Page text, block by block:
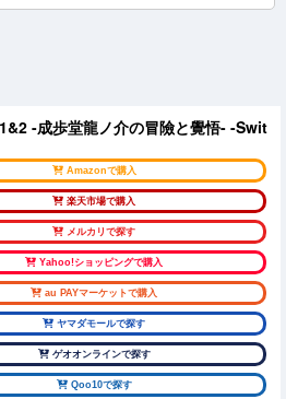
-成歩堂龍ノ介の冒險と覺悟- -Swit
Amazonで購入
楽天市場で購入
メルカリで探す
Yahoo!ショッピングで購入
au PAYマーケットで購入
ヤマダモールで探す
ゲオオンラインで探す
Qoo10で探す